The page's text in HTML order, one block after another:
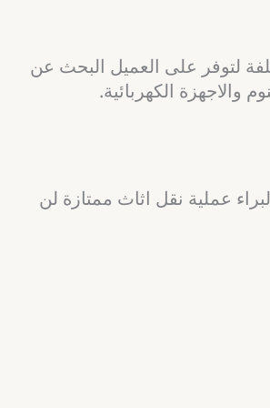
لتوفر على العميل البحث عن
والاجهزة الكهربائية.
عملية نقل اثاث ممتازة لن